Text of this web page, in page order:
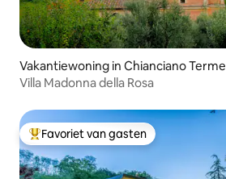
Vakantiewoning in Chianciano Terme
Villa Madonna della Rosa
Topfavoriet van gasten
Favoriet van gasten